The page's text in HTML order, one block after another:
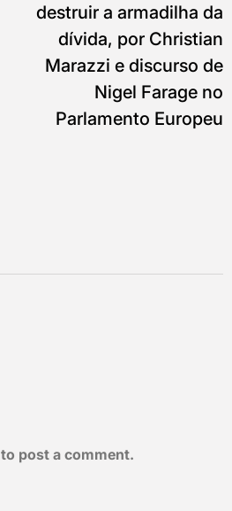
destruir a armadilha da
dívida, por Christian
Marazzi e discurso de
Nigel Farage no
Parlamento Europeu
to post a comment.